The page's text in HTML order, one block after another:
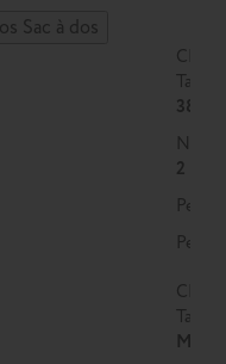
Sac à dos
CE1
Taille
38 cm
Nbre
2
Peut
Peut
CE1
Taille
M